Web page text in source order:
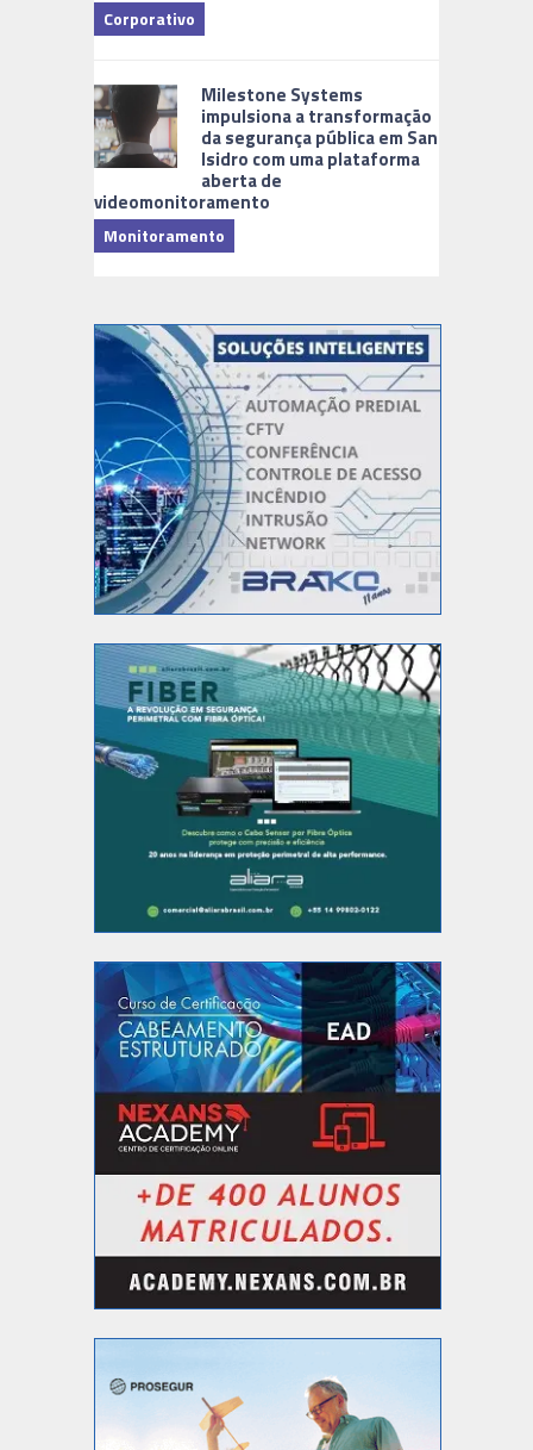
Corporativo
Milestone Systems
impulsiona a transformação
da segurança pública em San
Isidro com uma plataforma
aberta de
videomonitoramento
Monitoramento